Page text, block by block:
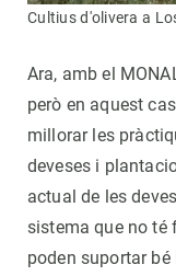
Cultius d'olivera a
Ara, amb el
però en aquest
millorar les
deveses i
actual de les
sistema que no té
poden suportar